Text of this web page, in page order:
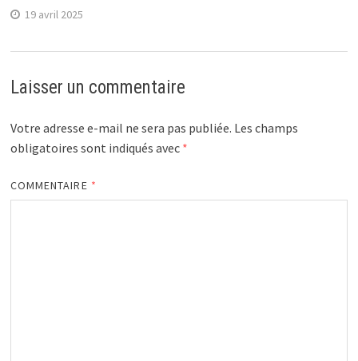
19 avril 2025
Laisser un commentaire
Votre adresse e-mail ne sera pas publiée. Les champs
obligatoires sont indiqués avec *
COMMENTAIRE *